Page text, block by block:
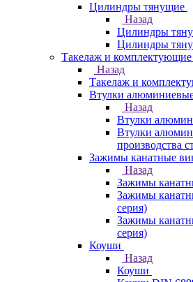
Цилиндры тянущие
Назад
Цилиндры
Цилиндры
Такелаж и комплектующие
Назад
Такелаж и
Втулки
Назад
Втулки
Втулки
производства
Зажимы канатные
Назад
Зажимы
Зажимы
серия)
Зажимы
серия)
Коуши
Назад
Коуши